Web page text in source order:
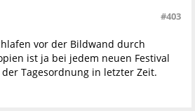
#403
vor der Bildwand durch
ist ja bei jedem neuen Festival
Tagesordnung in letzter Zeit.